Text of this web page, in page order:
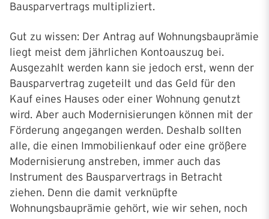
Bausparvertrags multipliziert.
Gut zu wissen: Der Antrag auf Wohnungsbauprämie
liegt meist dem jährlichen Kontoauszug bei.
Ausgezahlt werden kann sie jedoch erst, wenn der
Bausparvertrag zugeteilt und das Geld für den
Kauf eines Hauses oder einer Wohnung genutzt
wird. Aber auch Modernisierungen können mit der
Förderung angegangen werden. Deshalb sollten
alle, die einen Immobilienkauf oder eine größere
Modernisierung anstreben, immer auch das
Instrument des Bausparvertrags in Betracht
ziehen. Denn die damit verknüpfte
Wohnungsbauprämie gehört, wie wir sehen, noch